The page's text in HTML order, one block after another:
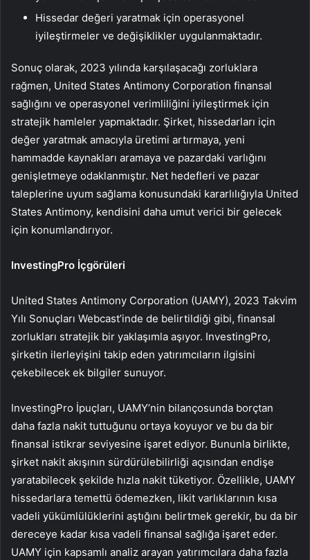
Hissedar değeri yaratmak için operasyonel
iyileştirmeler ve değişiklikler uygulanmaktadır.
Sonuç olarak, 2023 yılında karşılaşacağı zorluklara
rağmen, United States Antimony Corporation finansal
sağlığını ve operasyonel verimliliğini iyileştirmek için
stratejik hamleler yapmaktadır. Şirket, hissedarları için
değer yaratmak amacıyla üretimi artırmaya, yeni
hammadde kaynakları aramaya ve pazardaki varlığını
genişletmeye odaklanmıştır. Net hedefleri ve pazar
taleplerine uyum sağlama konusundaki kararlılığıyla United
States Antimony, kendisini daha umut verici bir gelecek
için konumlandırıyor.
InvestingPro İçgörüleri
United States Antimony Corporation (UAMY), 2023 Takvim
Yılı Sonuçları Webcast’inde de belirtildiği gibi, finansal
zorlukları stratejik bir yaklaşımla aşıyor. InvestingPro,
şirketin ilerleyişini takip eden yatırımcıların ilgisini
çekebilecek ek bilgiler sunuyor.
InvestingPro İpuçları, UAMY’nin bilançosunda borçtan
daha fazla nakit tuttuğunu ortaya koyuyor ve bu da bir
finansal istikrar seviyesine işaret ediyor. Bununla birlikte,
şirket nakit akışının sürdürülebilirliği açısından endişe
yaratabilecek şekilde hızla nakit tüketiyor. Özellikle, UAMY
hissedarlara temettü ödemezken, likit varlıklarının kısa
vadeli yükümlülüklerini aştığını belirtmek gerekir, bu da bir
dereceye kadar kısa vadeli finansal sağlığa işaret eder.
UAMY için kapsamlı analiz arayan yatırımcılara daha fazla